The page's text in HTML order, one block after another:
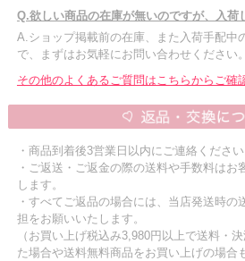
Q.欲しい商品の在庫が無いのですが、入荷
A.ショップ掲載前の在庫、また入荷手配中
で、まずはお気軽にお問い合わせください。
その他のよくあるご質問はこちらからご確
・商品到着後3営業日以内にご連絡ください
・ご返送・ご返金の際の送料や手数料はお
します。
・すべてご返品の場合には、当店発送時の
担をお願いいたします。
（お買い上げ税込み3,980円以上で送料・
た場合や送料無料商品をお買い上げの場合